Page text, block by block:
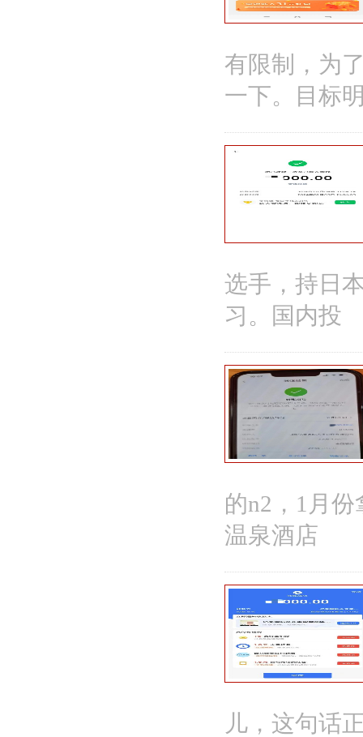
有限制，为
一下。目标
选手，持日
习。国内投
的n2，1月
温泉酒店
儿，这句话